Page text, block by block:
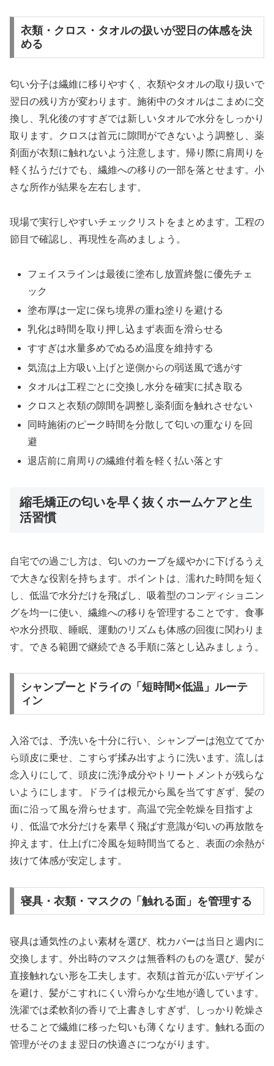
衣類・クロス・タオルの扱いが翌日の体感を決
める
匂い分子は繊維に移りやすく、衣類やタオルの取り扱いで
翌日の残り方が変わります。施術中のタオルはこまめに交
換し、乳化後のすすぎでは新しいタオルで水分をしっかり
取ります。クロスは首元に隙間ができないよう調整し、薬
剤面が衣類に触れないよう注意します。帰り際に肩周りを
軽く払うだけでも、繊維への移りの一部を落とせます。小
さな所作が結果を左右します。
現場で実行しやすいチェックリストをまとめます。工程の
節目で確認し、再現性を高めましょう。
フェイスラインは最後に塗布し放置終盤に優先チェ
ック
塗布厚は一定に保ち境界の重ね塗りを避ける
乳化は時間を取り押し込まず表面を滑らせる
すすぎは水量多めでぬるめ温度を維持する
気流は上方吸い上げと逆側からの弱送風で逃がす
タオルは工程ごとに交換し水分を確実に拭き取る
クロスと衣類の隙間を調整し薬剤面を触れさせない
同時施術のピーク時間を分散して匂いの重なりを回
避
退店前に肩周りの繊維付着を軽く払い落とす
縮毛矯正の匂いを早く抜くホームケアと生
活習慣
自宅での過ごし方は、匂いのカーブを緩やかに下げるうえ
で大きな役割を持ちます。ポイントは、濡れた時間を短く
し、低温で水分だけを飛ばし、吸着型のコンディショニン
グを均一に使い、繊維への移りを管理することです。食事
や水分摂取、睡眠、運動のリズムも体感の回復に関わりま
す。できる範囲で継続できる手順に落とし込みましょう。
シャンプーとドライの「短時間×低温」ルーテ
ィン
入浴では、予洗いを十分に行い、シャンプーは泡立ててか
ら頭皮に乗せ、こすらず揉み出すように洗います。流しは
念入りにして、頭皮に洗浄成分やトリートメントが残らな
いようにします。ドライは根元から風を当てすぎず、髪の
面に沿って風を滑らせます。高温で完全乾燥を目指すよ
り、低温で水分だけを素早く飛ばす意識が匂いの再放散を
抑えます。仕上げに冷風を短時間当てると、表面の余熱が
抜けて体感が安定します。
寝具・衣類・マスクの「触れる面」を管理する
寝具は通気性のよい素材を選び、枕カバーは当日と週内に
交換します。外出時のマスクは無香料のものを選び、髪が
直接触れない形を工夫します。衣類は首元が広いデザイン
を避け、髪がこすれにくい滑らかな生地が適しています。
洗濯では柔軟剤の香りで上書きしすぎず、しっかり乾燥さ
せることで繊維に移った匂いも薄くなります。触れる面の
管理がそのまま翌日の快適さにつながります。